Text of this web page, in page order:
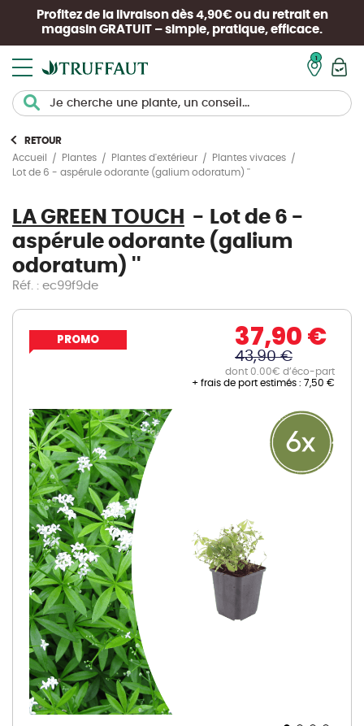
Profitez de la livraison dès 4,90€ ou du retrait en
magasin GRATUIT – simple, pratique, efficace.
RETOUR
Accueil
Plantes Plantes d'extérieur
Plantes vivaces
Lot de 6 - aspérule odorante (galium odoratum) ''
LA GREEN TOUCH
Lot de 6 -
aspérule odorante (galium
odoratum) ''
Réf. : ec99f9de
PROMO 37,90 €
43,90 €
dont 0.00€ d’éco-part
+ frais de port estimés : 7,50 €
Skip
to
the
end
of
the
images
gallery